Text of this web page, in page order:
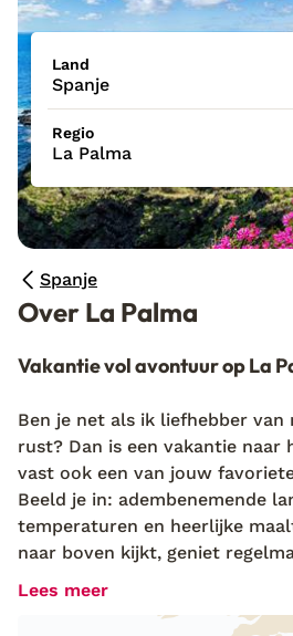
Land
Spanje
Regio
La Palma
Spanje
Over La Palma
Vakantie vol avontuur op La
Ben je net als ik liefhebber van
rust? Dan is een vakantie naar
vast ook een van jouw
Beeld je in: adembenemende
temperaturen en heerlijke
naar boven kijkt, geniet
sterrenhemel. La Palma is
Lees meer